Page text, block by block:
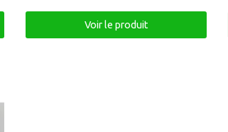
Voir le produit